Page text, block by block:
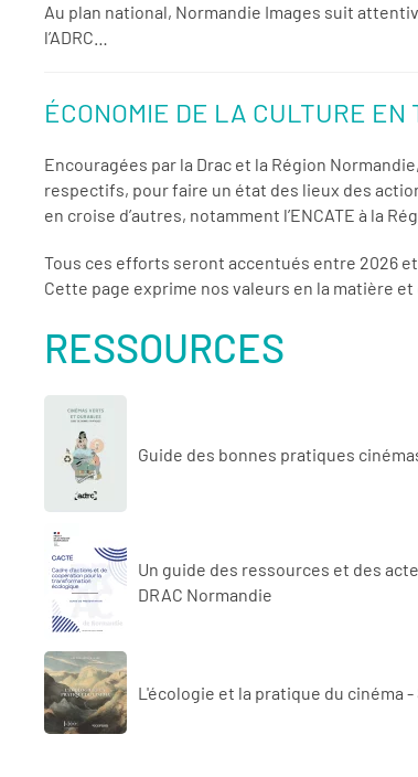
Au plan national, Normandie Images suit
l’ADRC…
ÉCONOMIE DE LA CULTURE
Encouragées par la Drac et la Région
respectifs, pour faire un état des lieux des
en croise d’autres, notamment l’ENCATE à la
Tous ces efforts seront accentués entre 2026 et
Cette page exprime nos valeurs en la matière
RESSOURCES
Guide des bonnes pratiques
Un guide des ressources et des
DRAC Normandie
L'écologie et la pratique du cinéma -